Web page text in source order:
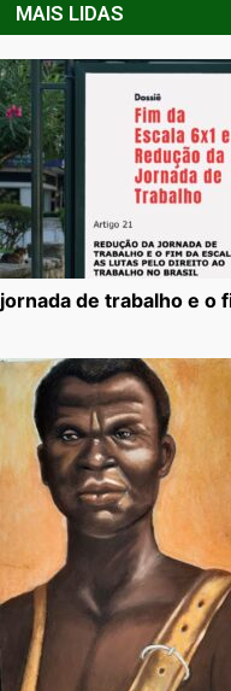
MAIS LIDAS
jornada de trabalho e o